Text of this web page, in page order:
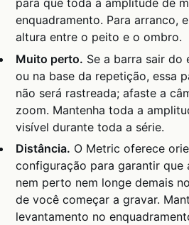
para que toda a amplitude de
enquadramento. Para arranco,
altura entre o peito e o ombro.
Muito perto. Se a barra sair do
ou na base da repetição, essa
não será rastreada; afaste a
zoom. Mantenha toda a
visível durante toda a série.
Distância. O Metric oferece
configuração para garantir que
nem perto nem longe demais
de você começar a gravar.
levantamento no